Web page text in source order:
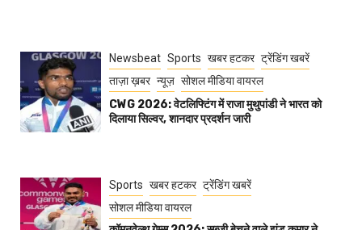
Newsbeat Sports खबर हटकर ट्रेंडिंग खबरें
ताज़ा ख़बर न्यूज़ सोशल मीडिया वायरल
CWG 2026: वेटलिफ्टिंग में राजा मुथुपांडी ने भारत को
दिलाया सिल्वर, शानदार प्रदर्शन जारी
Sports खबर हटकर ट्रेंडिंग खबरें
सोशल मीडिया वायरल